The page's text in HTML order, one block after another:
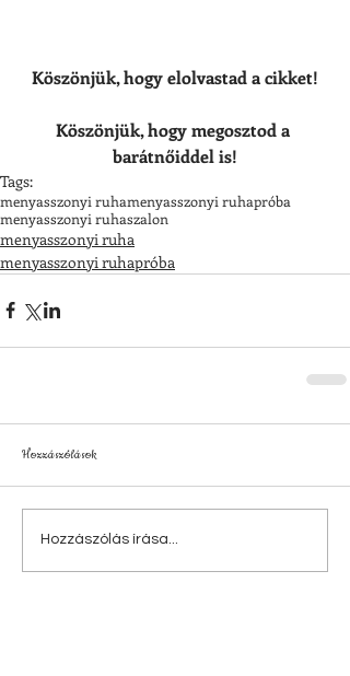
Köszönjük, hogy elolvastad a cikket!
Köszönjük, hogy megosztod a
barátnőiddel is!
Tags:
menyasszonyi ruhamenyasszonyi ruhapróba
menyasszonyi ruhaszalon
menyasszonyi ruha
menyasszonyi ruhapróba
Hozzászólások
Hozzászólás írása...